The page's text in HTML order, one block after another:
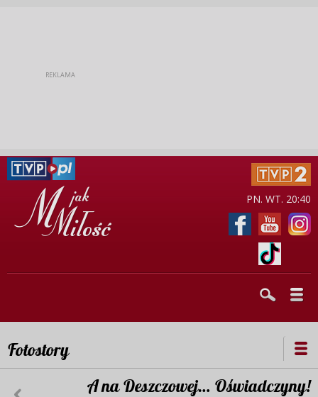
PN. WT. 20:40
Fotostory
A na Deszczowej… Oświadczyny!